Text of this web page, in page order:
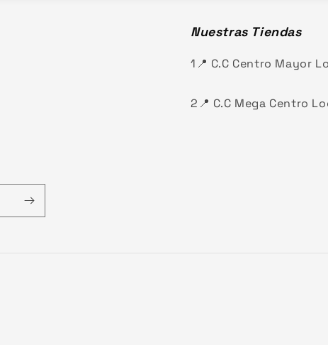
Nuestras Tiendas
1📍 C.C Centro Mayor
2📍 C.C Mega Centro